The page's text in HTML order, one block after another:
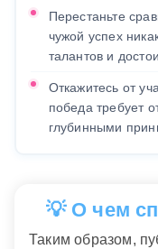
Перестаньте
чужой успех
талантов и
Откажитесь от
победа требует
глубинными
💡 О чем
Таким образом,